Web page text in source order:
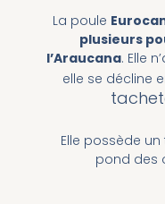
La poule
plusieurs
l’Araucana. Elle
elle se décline
Elle possède
pond des